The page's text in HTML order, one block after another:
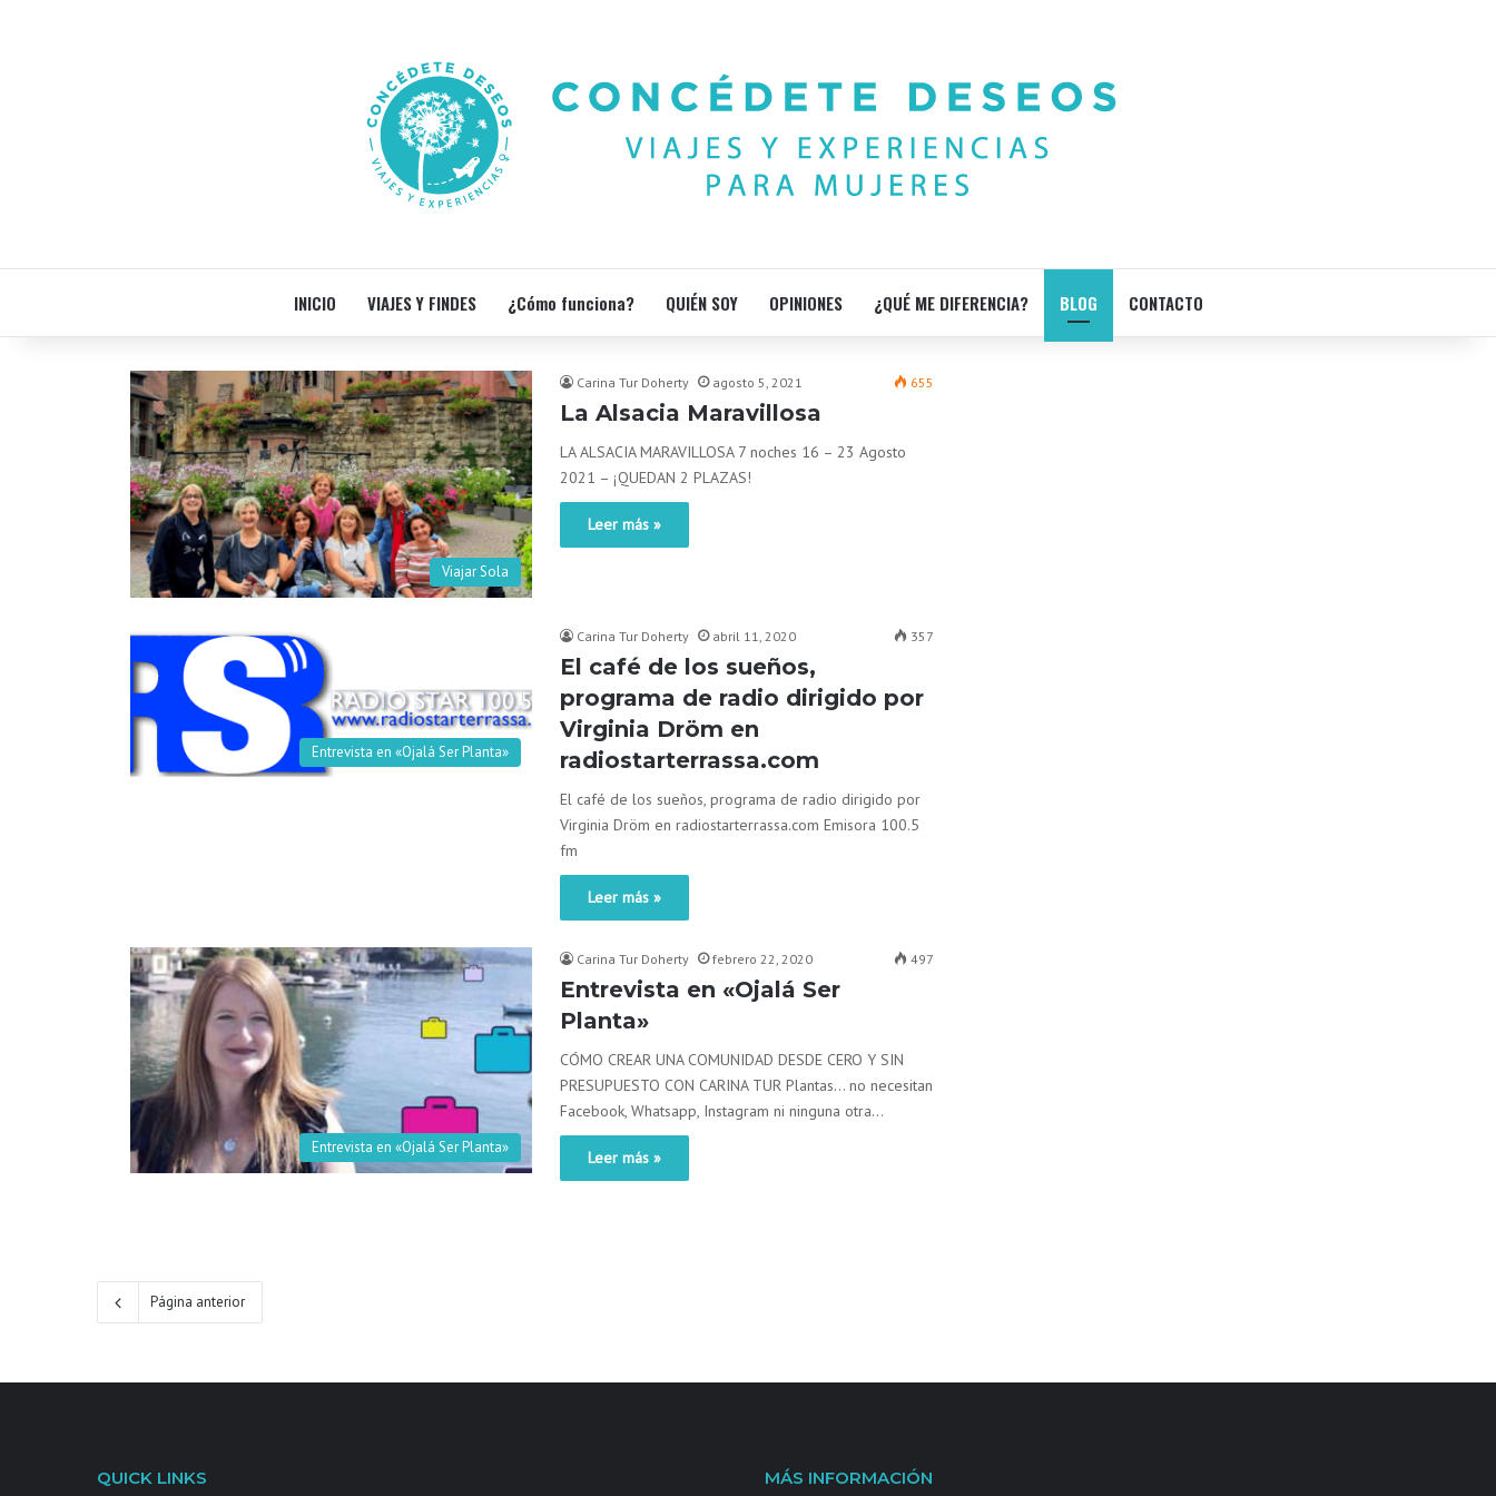
INICIO VIAJES Y FINDES ¿Cómo funciona? QUIÉN SOY OPINIONES ¿QUÉ ME DIFERENCIA? BLOG CONTACTO
Viajar Sola
Carina Tur Doherty agosto 5, 2021 655
La Alsacia Maravillosa
LA ALSACIA MARAVILLOSA 7 noches 16 – 23 Agosto
2021 – ¡QUEDAN 2 PLAZAS!
Leer más »
Entrevista en «Ojalá Ser Planta»
Carina Tur Doherty abril 11, 2020 357
El café de los sueños,
programa de radio dirigido por
Virginia Dröm en
radiostarterrassa.com
El café de los sueños, programa de radio dirigido por
Virginia Dröm en radiostarterrassa.com Emisora 100.5
fm
Leer más »
Entrevista en «Ojalá Ser Planta»
Carina Tur Doherty febrero 22, 2020 497
Entrevista en «Ojalá Ser
Planta»
CÓMO CREAR UNA COMUNIDAD DESDE CERO Y SIN
PRESUPUESTO CON CARINA TUR Plantas… no necesitan
Facebook, Whatsapp, Instagram ni ninguna otra…
Leer más »
Página anterior
QUICK LINKS MÁS INFORMACIÓN